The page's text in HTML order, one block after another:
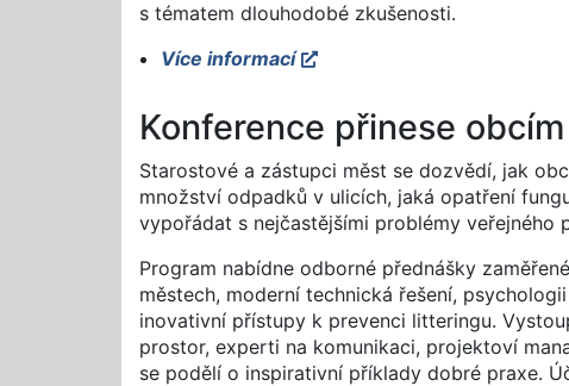
s tématem dlouhodobé zkušenosti.
Více informací
Konference přinese
Starostové a zástupci měst se dozvědí, jak
množství odpadků v ulicích, jaká opatření
vypořádat s nejčastějšími problémy veřejného
Program nabídne odborné přednášky
městech, moderní technická řešení,
inovativní přístupy k prevenci litteringu.
prostor, experti na komunikaci, projektoví
se podělí o inspirativní příklady dobré praxe.